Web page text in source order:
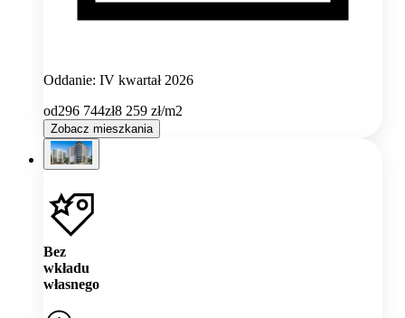
Oddanie: IV kwartał 2026
od296 744zł8 259 zł/m2
Zobacz mieszkania
Bez
wkładu
własnego